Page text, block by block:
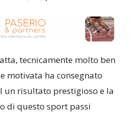
tecnicamente molto ben
motivata ha consegnato
un risultato prestigioso e la
di questo sport passi